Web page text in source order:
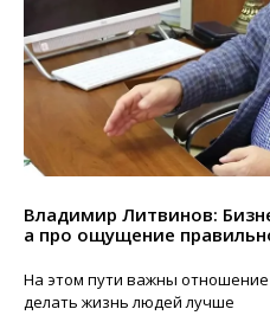
Владимир Литвинов:
а про ощущение
На этом пути важны
делать жизнь людей лучше